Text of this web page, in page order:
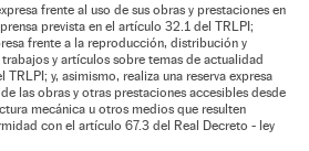
frente al uso de sus obras y prestaciones en
prevista en el artículo 32.1 del TRLPI;
frente a la reproducción, distribución y
y artículos sobre temas de actualidad
y, asimismo, realiza una reserva expresa
las obras y otras prestaciones accesibles desde
mecánica u otros medios que resulten
con el artículo 67.3 del Real Decreto - ley